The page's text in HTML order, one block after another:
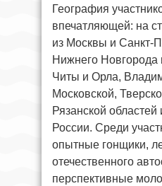
География
впечатляющей: на
из Москвы и
Нижнего Новгорода
Читы и Орла,
Московской,
Рязанской областей
России. Среди
опытные гонщики,
отечественного
перспективные